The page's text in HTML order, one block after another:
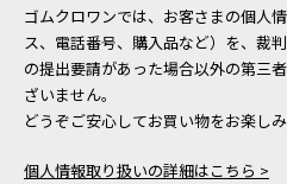
ゴムクロワンでは、お客さまの個人
ス、電話番号、購入品など）を、裁
の提出要請があった場合以外の第三
ざいません。
どうぞご安心してお買い物をお楽しみ
個人情報取り扱いの詳細はこちら >